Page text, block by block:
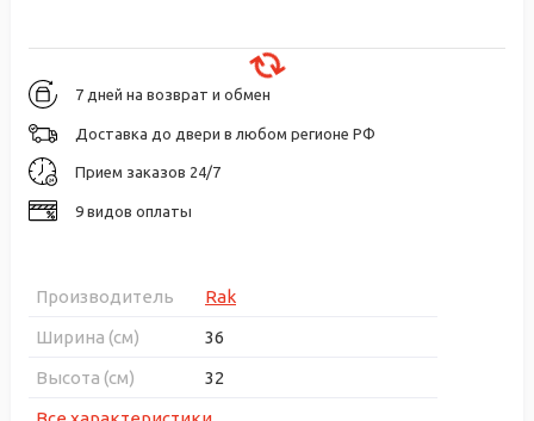
7 дней на возврат и обмен
Доставка до двери в любом регионе РФ
Прием заказов 24/7
9 видов оплаты
Производитель
Rak
Ширина (см)
36
Высота (см)
32